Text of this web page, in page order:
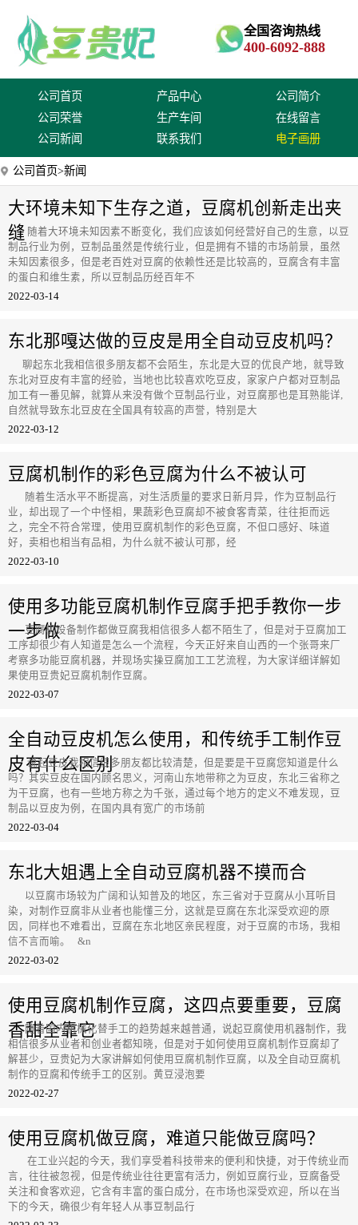
全国咨询热线
400-6092-888
公司首页 产品中心
公司简介
公司荣誉
生产车间
在线留言
公司新闻
联系我们 电子画册
公司首页>新闻
大环境未知下生存之道，豆腐机创新走出夹
缝
随着大环境未知因素不断变化，我们应该如何经营好自己的生意，以豆
制品行业为例，豆制品虽然是传统行业，但是拥有不错的市场前景，虽然
未知因素很多，但是老百姓对豆腐的依赖性还是比较高的，豆腐含有丰富
的蛋白和维生素，所以豆制品历经百年不
2022-03-14
东北那嘎达做的豆皮是用全自动豆皮机吗？
聊起东北我相信很多朋友都不会陌生，东北是大豆的优良产地，就导致
东北对豆皮有丰富的经验，当地也比较喜欢吃豆皮，家家户户都对豆制品
加工有一番见解，就算从来没有做个豆制品行业，对豆腐那也是耳熟能详,
自然就导致东北豆皮在全国具有较高的声誉，特别是大
2022-03-12
豆腐机制作的彩色豆腐为什么不被认可
随着生活水平不断提高，对生活质量的要求日新月异，作为豆制品行
业，却出现了一个中怪相，果蔬彩色豆腐却不被食客青菜，往往拒而远
之，完全不符合常理，使用豆腐机制作的彩色豆腐，不但口感好、味道
好，卖相也相当有品相，为什么就不被认可那，经
2022-03-10
使用多功能豆腐机制作豆腐手把手教你一步
一步做
豆腐机设备制作都做豆腐我相信很多人都不陌生了，但是对于豆腐加工
工序却很少有人知道是怎么一个流程，今天正好来自山西的一个张哥来厂
考察多功能豆腐机器，并现场实操豆腐加工工艺流程，为大家详细详解如
果使用豆贵妃豆腐机制作豆腐。
2022-03-07
全自动豆皮机怎么使用，和传统手工制作豆
皮有什么区别
说起豆皮我相信很多朋友都比较清楚，但是要是干豆腐您知道是什么
吗？其实豆皮在国内顾名思义，河南山东地带称之为豆皮，东北三省称之
为干豆腐，也有一些地方称之为千张，通过每个地方的定义不难发现，豆
制品以豆皮为例，在国内具有宽广的市场前
2022-03-04
东北大姐遇上全自动豆腐机器不摸而合
以豆腐市场较为广阔和认知普及的地区，东三省对于豆腐从小耳听目
染，对制作豆腐非从业者也能懂三分，这就是豆腐在东北深受欢迎的原
因，同样也不难看出，豆腐在东北地区亲民程度，对于豆腐的市场，我相
信不言而喻。 &n
2022-03-02
使用豆腐机制作豆腐，这四点要重要，豆腐
香甜全靠它
随着国内机械化替手工的趋势越来越普通，说起豆腐使用机器制作，我
相信很多从业者和创业者都知晓，但是对于如何使用豆腐机制作豆腐却了
解甚少，豆贵妃为大家讲解如何使用豆腐机制作豆腐，以及全自动豆腐机
制作的豆腐和传统手工的区别。黄豆浸泡要
2022-02-27
使用豆腐机做豆腐，难道只能做豆腐吗？
在工业兴起的今天，我们享受着科技带来的便利和快捷，对于传统业而
言，往往被忽视，但是传统业往往更富有活力，例如豆腐行业，豆腐备受
关注和食客欢迎，它含有丰富的蛋白成分，在市场也深受欢迎，所以在当
下的今天，确很少有年轻人从事豆制品行